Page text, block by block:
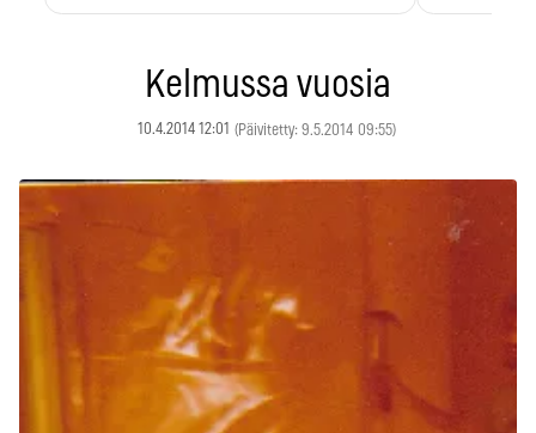
Kelmussa vuosia
10.4.2014 12:01 (Päivitetty: 9.5.2014 09:55)